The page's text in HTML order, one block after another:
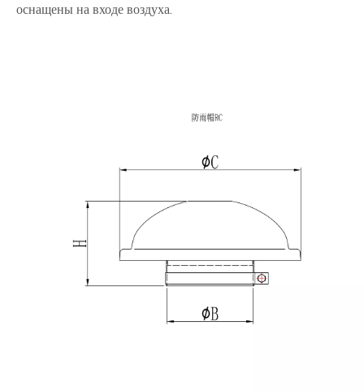
оснащены на входе воздуха.